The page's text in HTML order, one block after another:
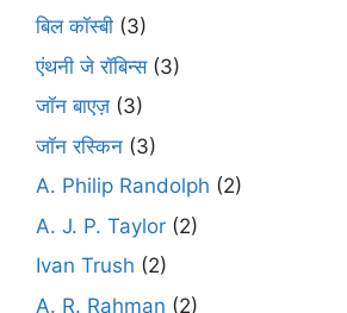
बिल कॉस्बी (3)
एंथनी जे रॉबिन्स(3)
जॉन बाएज़ (3)
जॉन रस्किन (3)
A. Philip Randolph (2)
A. J. P. Taylor (2)
Ivan Trush (2)
A. R. Rahman (2)